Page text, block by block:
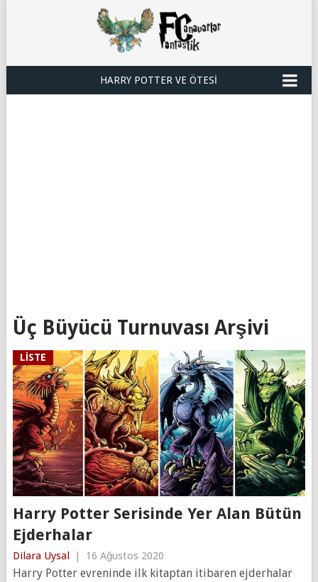
HARRY POTTER VE ÖTESI
Üç Büyücü Turnuvası Arşivi
LISTE
Harry Potter Serisinde Yer Alan Bütün
Ejderhalar
Dilara Uysal 16 Ağustos 2020
Harry Potter evreninde ilk kitaptan itibaren ejderhalar